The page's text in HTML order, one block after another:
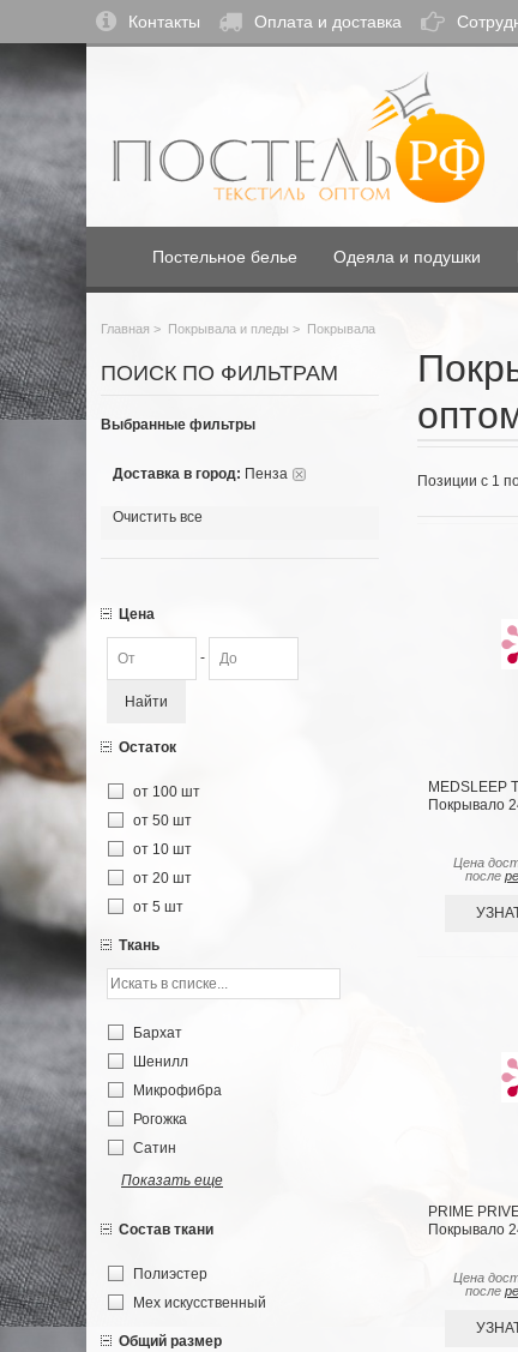
Контакты Оплата и доставка
Постельное белье Одеяла и подушки
Главная > Покрывала и пледы > Покрывала
Позиции с 1
MEDSLEEP
Покрывало
Цена
после
PRIME
Покрывало
Цена
после
ПОИСК ПО ФИЛЬТРАМ
Выбранные фильтры
Доставка в город: Пенза
Очистить все
Цена
-
Найти
Остаток
от 100 шт
от 50 шт
от 10 шт
от 20 шт
от 5 шт
Ткань
Бархат
Шенилл
Микрофибра
Рогожка
Сатин
Показать еще
Состав ткани
Полиэстер
Мех искусственный
Общий размер